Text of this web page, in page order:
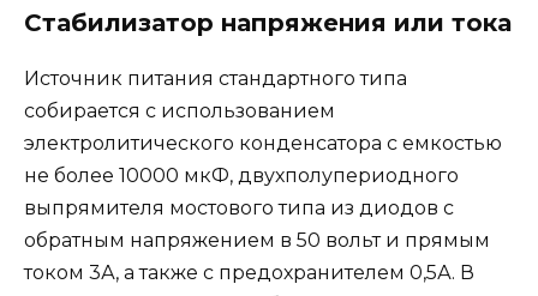
Стабилизатор напряжения или тока
Источник питания стандартного типа
собирается с использованием
электролитического конденсатора с емкостью
не более 10000 мкФ, двухполупериодного
выпрямителя мостового типа из диодов с
обратным напряжением в 50 вольт и прямым
током 3А, а также с предохранителем 0,5А. В